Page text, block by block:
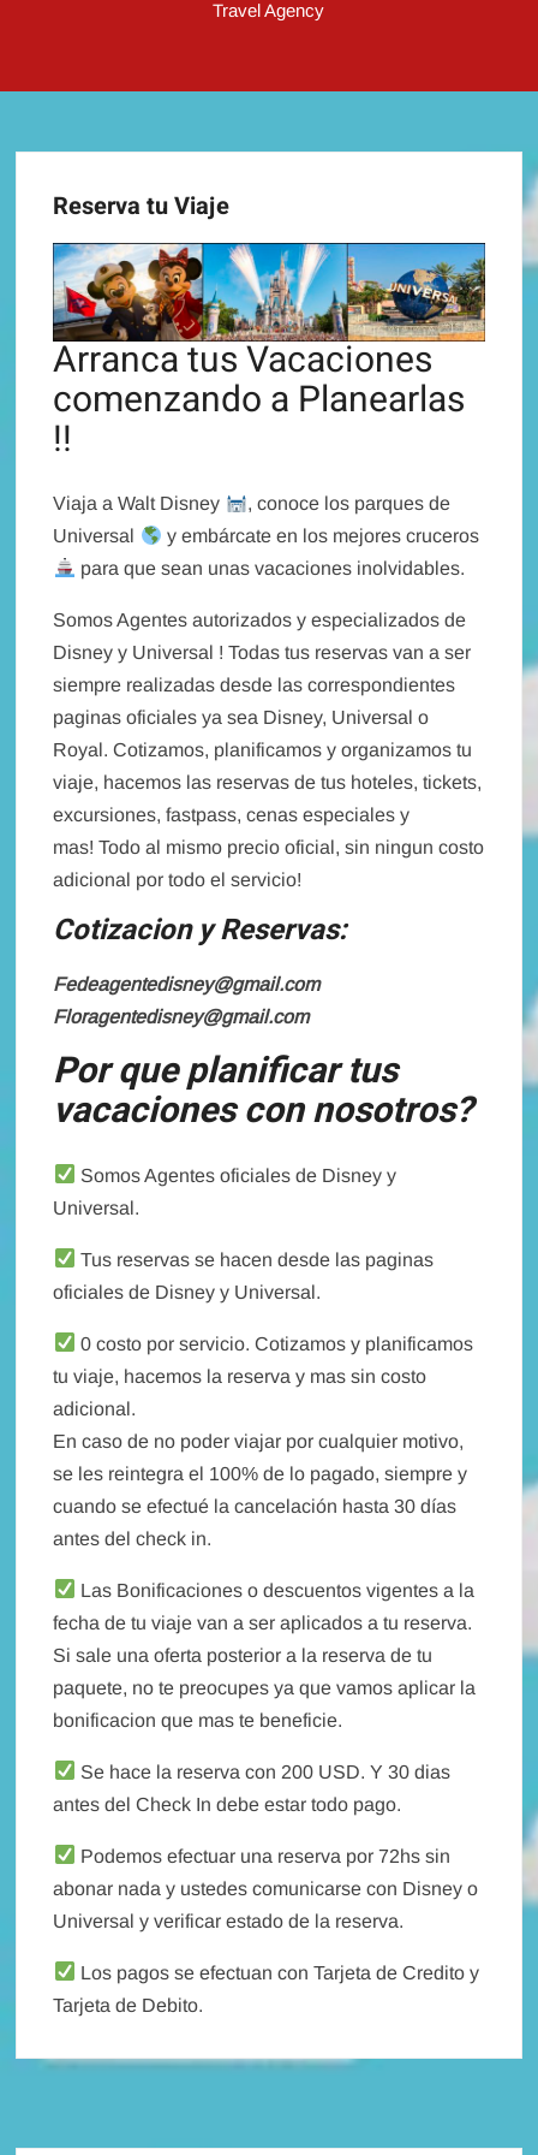
Travel Agency
Reserva tu Viaje
Arranca tus Vacaciones
comenzando a Planearlas
!!
Viaja a Walt Disney
, conoce los parques de
Universal
y embárcate en los mejores cruceros
para que sean unas vacaciones inolvidables.
Somos Agentes autorizados y especializados de
Disney y Universal ! Todas tus reservas van a ser
siempre realizadas desde las correspondientes
paginas oficiales ya sea Disney, Universal o
Royal. Cotizamos, planificamos y organizamos tu
viaje, hacemos las reservas de tus hoteles, tickets,
excursiones, fastpass, cenas especiales y
mas! Todo al mismo precio oficial, sin ningun costo
adicional por todo el servicio!
Cotizacion y Reservas:
Fedeagentedisney@gmail.com
Floragentedisney@gmail.com
Por que planificar tus
vacaciones con nosotros?
Somos Agentes oficiales de Disney y
Universal.
Tus reservas se hacen desde las paginas
oficiales de Disney y Universal.
0 costo por servicio. Cotizamos y planificamos
tu viaje, hacemos la reserva y mas sin costo
adicional.
En caso de no poder viajar por cualquier motivo,
se les reintegra el 100% de lo pagado, siempre y
cuando se efectué la cancelación hasta 30 días
antes del check in.
Las Bonificaciones o descuentos vigentes a la
fecha de tu viaje van a ser aplicados a tu reserva.
Si sale una oferta posterior a la reserva de tu
paquete, no te preocupes ya que vamos aplicar la
bonificacion que mas te beneficie.
Se hace la reserva con 200 USD. Y 30 dias
antes del Check In debe estar todo pago.
Podemos efectuar una reserva por 72hs sin
abonar nada y ustedes comunicarse con Disney o
Universal y verificar estado de la reserva.
Los pagos se efectuan con Tarjeta de Credito y
Tarjeta de Debito.